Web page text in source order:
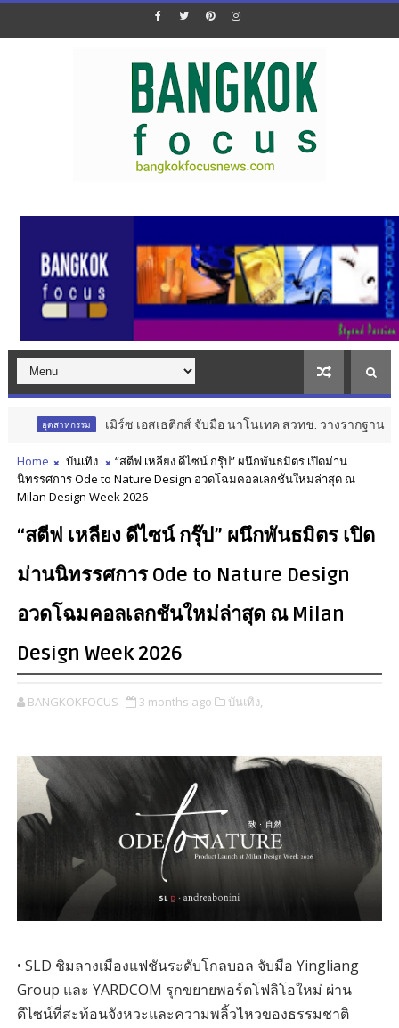
เมิร์ซ เอสเธติกส์ จับมือ นาโนเทค สวทช. วางรากฐาน
Home บันเทิง
“สตีฟ เหลียง ดีไซน์ กรุ๊ป” ผนึกพันธมิตร เปิดม่าน
นิทรรศการ Ode to Nature Design อวดโฉมคอลเลกชันใหม่ล่าสุด ณ
Milan Design Week 2026
“สตีฟ เหลียง ดีไซน์ กรุ๊ป” ผนึกพันธมิตร เปิด
ม่านนิทรรศการ Ode to Nature Design
อวดโฉมคอลเลกชันใหม่ล่าสุด ณ Milan
Design Week 2026
BANGKOKFOCUS 3 months ago บันเทิง,
• SLD ชิมลางเมืองแฟชันระดับโกลบอล จับมือ Yingliang
Group และ YARDCOM รุกขยายพอร์ตโฟลิโอใหม่ ผ่าน
ดีไซน์ที่สะท้อนจังหวะและความพลิ้วไหวของธรรมชาติ